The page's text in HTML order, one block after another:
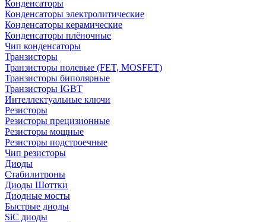
Конденсаторы
Конденсаторы электролитические
Конденсаторы керамические
Конденсаторы плёночные
Чип конденсаторы
Транзисторы
Транзисторы полевые (FET, MOSFET)
Транзисторы биполярные
Транзисторы IGBT
Интеллектуальные ключи
Резисторы
Резисторы прецизионные
Резисторы мощные
Резисторы подстроечные
Чип резисторы
Диоды
Стабилитроны
Диоды Шоттки
Диодные мосты
Быстрые диоды
SiC диоды